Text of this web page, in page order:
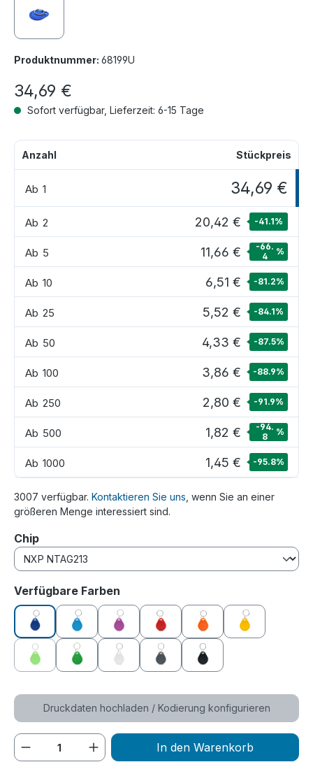
Produktnummer: 68199U
34,69 €
Sofort verfügbar, Lieferzeit: 6-15 Tage
Anzahl Stückpreis
Ab 1 34,69 €
Ab 2 20,42 € -41.1%
Ab 5 11,66 €
-66.
4
%
Ab 10 6,51 € -81.2%
Ab 25 5,52 € -84.1%
Ab 50 4,33 € -87.5%
Ab 100 3,86 € -88.9%
Ab 250 2,80 € -91.9%
Ab 500 1,82 €
-94.
8
%
Ab 1000 1,45 € -95.8%
3007 verfügbar. Kontaktieren Sie uns , wenn Sie an einer
größeren Menge interessiert sind.
Chipauswählen
Verfügbare Farben
blau hellblau lila rot orange gelb
grün
(Diese Option ist zurzeit nicht verfügbar.)
dunkelgrünweiß grau schwarz
Druckdaten hochladen / Kodierung konfigurieren
Produkt Anzahl: Gib den gewünschten
In den Warenkorb